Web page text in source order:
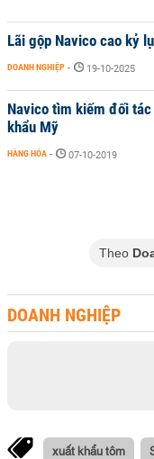
Lãi gộp Navico cao kỷ
DOANH NGHIỆP - 19-10-2025
Navico tìm kiếm đối
khẩu Mỹ
HÀNG HÓA - 07-10-2019
Theo
DOANH NGHIỆP
xuất khẩu tôm